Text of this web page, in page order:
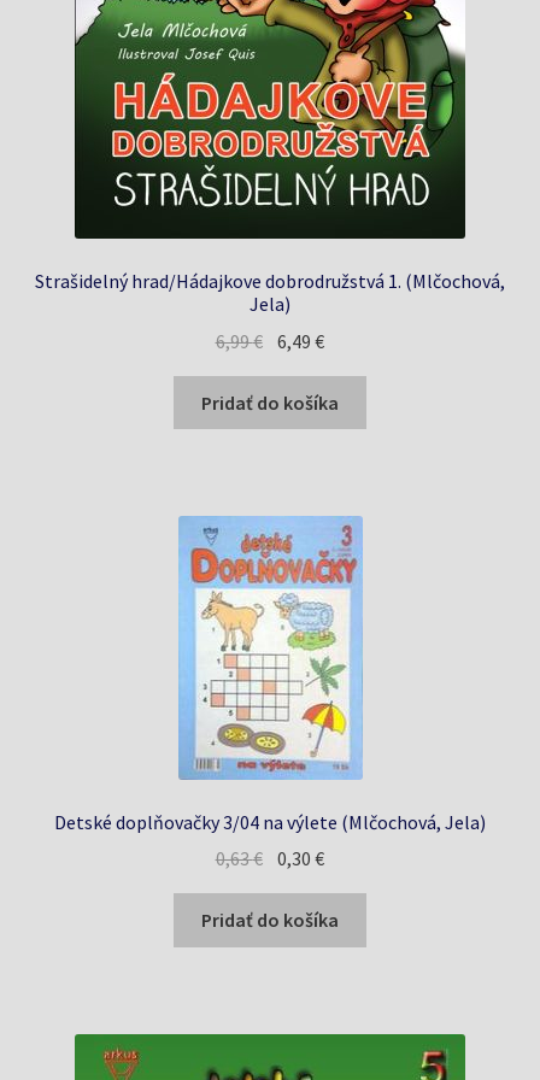
Strašidelný hrad/Hádajkove dobrodružstvá 1. (Mlčochová,
Jela)
6,99€ Pôvodná
bola:
6,99 €.
6,49€Aktuálna
je:
6,49 €.
Pridať do košíka
Detské doplňovačky 3/04 na výlete (Mlčochová, Jela)
0,63€ Pôvodná
cena
bola:
0,63 €.
0,30€Aktuálna
cena
je:
0,30 €.
Pridať do košíka